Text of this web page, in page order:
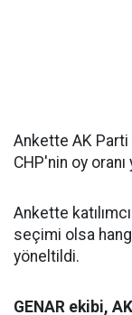
Ankette AK Parti
CHP'nin oy
Ankette
seçimi olsa
yöneltildi.
GENAR ekibi,